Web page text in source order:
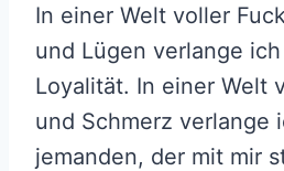
In einer Welt voller
und Lügen verlange
Loyalität. In einer Welt
und Schmerz verlange
jemanden, der mit mir